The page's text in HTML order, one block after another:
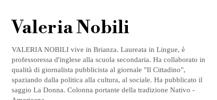
Valeria Nobili
VALERIA NOBILI vive in Brianza. Laureata in Lingue, è
professoressa d'inglese alla scuola secondaria. Ha collaborato in
qualità di giornalista pubblicista al giornale "Il Cittadino",
spaziando dalla politica alla cultura, al sociale. Ha pubblicato il
saggio La Donna. Colonna portante della tradizione Nativo -